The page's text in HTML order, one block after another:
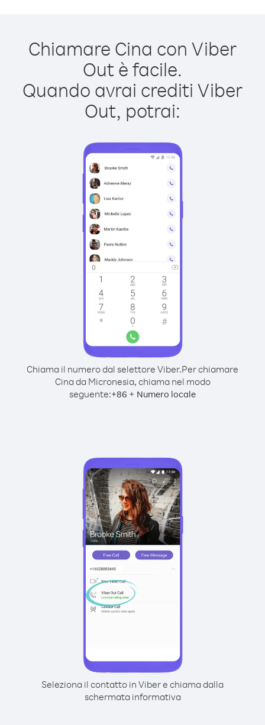
Chiamare Cina con Viber
Out è facile.
Quando avrai crediti Viber
Out, potrai:
Chiama il numero dal selettore Viber.Per chiamare
Cina da Micronesia, chiama nel modo
seguente:+86 + Numero locale
Seleziona il contatto in Viber e chiama dalla
schermata informativa